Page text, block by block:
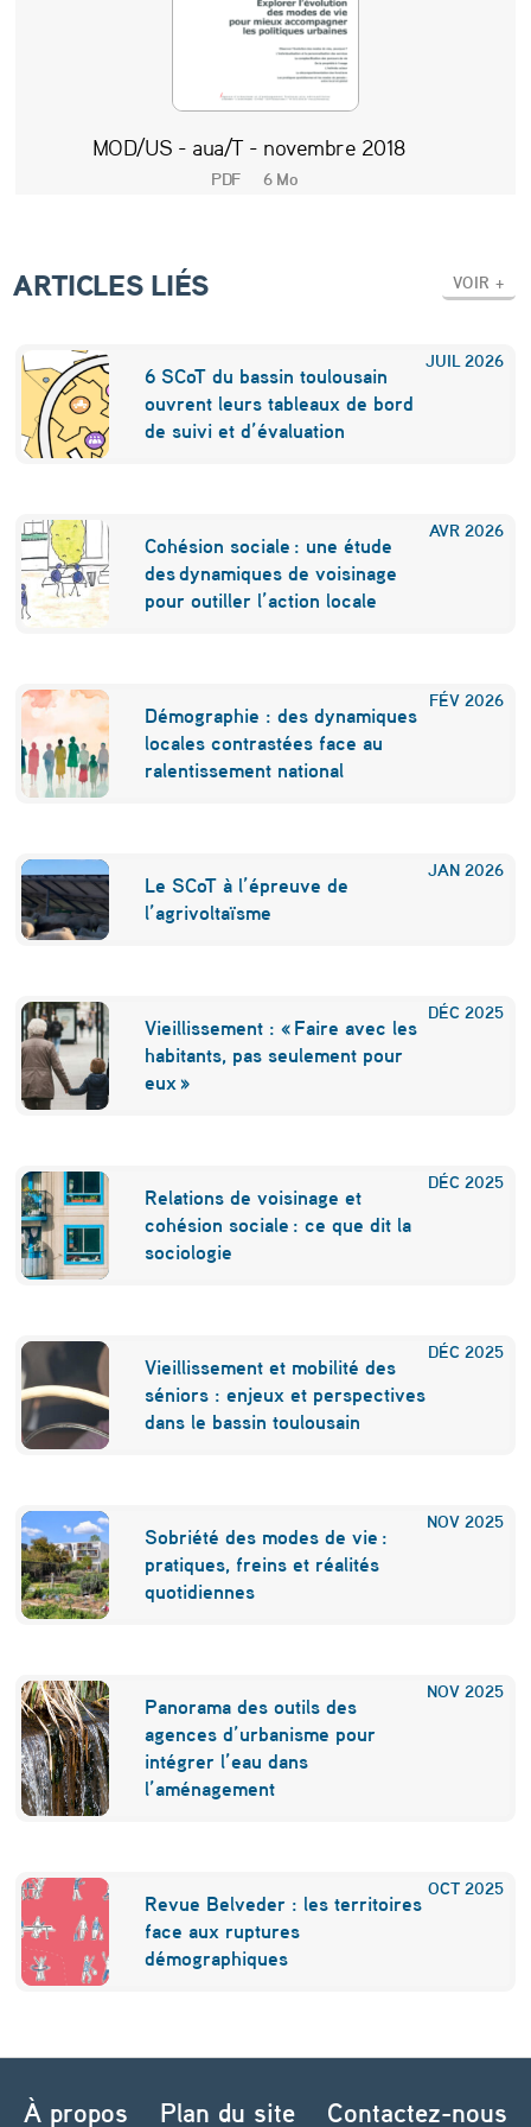
MOD/US - aua/T - novembre 2018
PDF 6 Mo
ARTICLES LIÉS VOIR +
JUIL 2026
6 SCoT du bassin toulousain
ouvrent leurs tableaux de bord
de suivi et d’évaluation
AVR 2026
Cohésion sociale : une étude
des dynamiques de voisinage
pour outiller l’action locale
FÉV 2026
Démographie : des dynamiques
locales contrastées face au
ralentissement national
JAN 2026
Le SCoT à l’épreuve de
l’agrivoltaïsme
DÉC 2025
Vieillissement : « Faire avec les
habitants, pas seulement pour
eux »
DÉC 2025
Relations de voisinage et
cohésion sociale : ce que dit la
sociologie
DÉC 2025
Vieillissement et mobilité des
séniors : enjeux et perspectives
dans le bassin toulousain
NOV 2025
Sobriété des modes de vie :
pratiques, freins et réalités
quotidiennes
NOV 2025
Panorama des outils des
agences d’urbanisme pour
intégrer l’eau dans
l’aménagement
OCT 2025
Revue Belveder : les territoires
face aux ruptures
démographiques
Navigation de l’article
À propos
Plan du site Contactez-nous